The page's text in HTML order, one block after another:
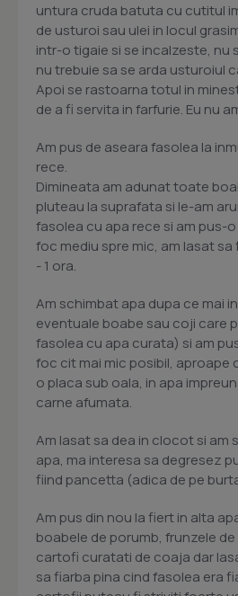
untura cruda batuta cu cutitul
de usturoi sau ulei in locul
intr-o tigaie si se incalzeste, nu
nu trebuie sa se arda usturoiul
Apoi se rastoarna totul in
de a fi servita in farfurie. Eu nu
Am pus de aseara fasolea la
rece.
Dimineata am adunat toate
pluteau la suprafata si le-am
fasolea cu apa rece si am pus-
foc mediu spre mic, am lasat
- 1 ora.
Am schimbat apa dupa ce mai
eventuale boabe sau coji care
fasolea cu apa curata) si am
foc cit mai mic posibil, aproape
o placa sub oala, in apa
carne afumata.
Am lasat sa dea in clocot si am
apa, ma interesa sa degresez
fiind pancetta (adica de pe
Am pus din nou la fiert in alta
boabele de porumb, frunzele
cartofi curatati de coaja dar
sa fiarba pina cind fasolea era